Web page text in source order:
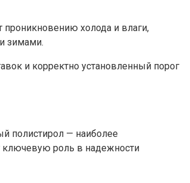
проникновению холода и влаги,
зимами.
и корректно установленный порог
полистирол — наиболее
ключевую роль в надежности